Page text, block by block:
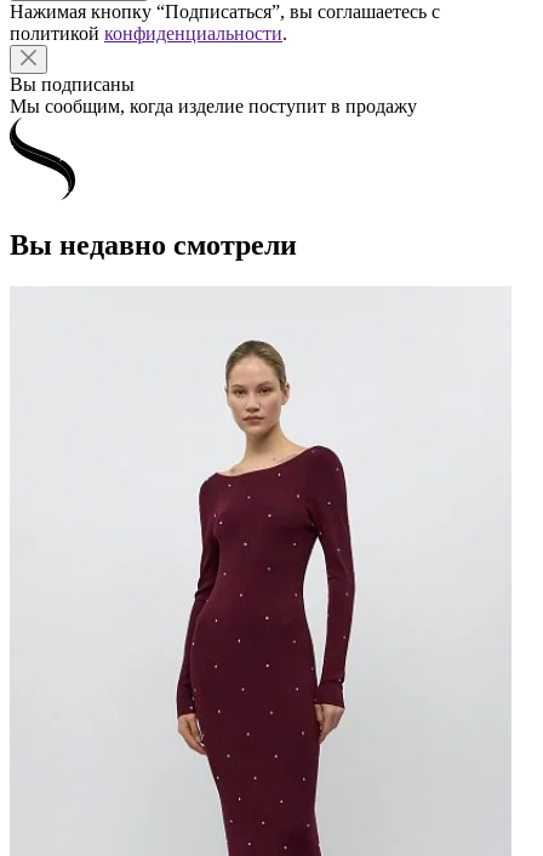
Нажимая кнопку “Подписаться”, вы соглашаетесь с
политикой конфиденциальности.
Вы подписаны
Мы сообщим, когда изделие поступит в продажу
Вы недавно смотрели